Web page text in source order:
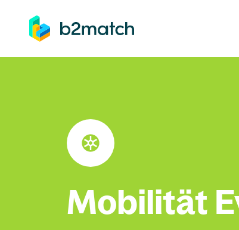
springen
Mobilität